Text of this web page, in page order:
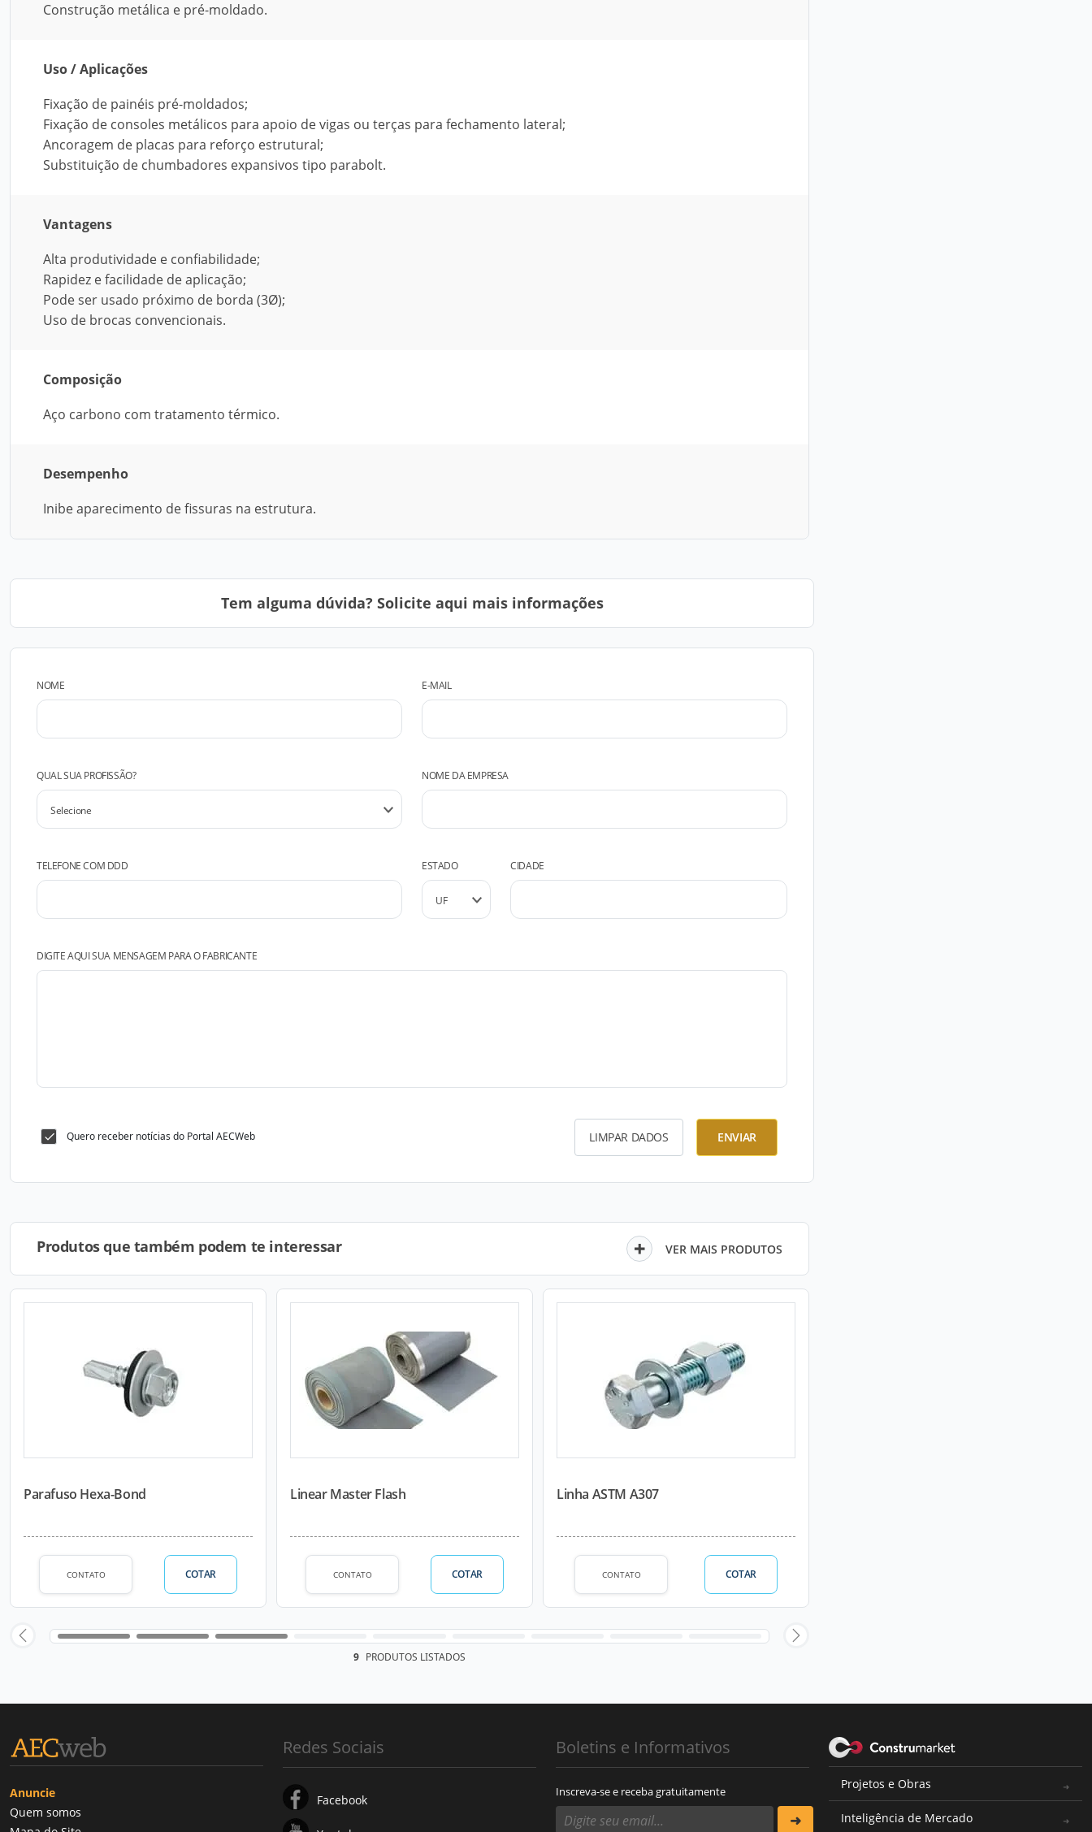
Construção metálica e pré-moldado.
Uso / Aplicações
Fixação de painéis pré-moldados;
Fixação de consoles metálicos para apoio de vigas ou terças para fechamento lateral;
Ancoragem de placas para reforço estrutural;
Substituição de chumbadores expansivos tipo parabolt.
Vantagens
Alta produtividade e confiabilidade;
Rapidez e facilidade de aplicação;
Pode ser usado próximo de borda (3Ø);
Uso de brocas convencionais.
Composição
Aço carbono com tratamento térmico.
Desempenho
Inibe aparecimento de fissuras na estrutura.
Tem alguma dúvida? Solicite aqui mais informações
NOME E-MAIL
QUAL SUA PROFISSÃO? NOME DA EMPRESA
TELEFONE COM DDD ESTADO CIDADE
DIGITE AQUI SUA MENSAGEM PARA O FABRICANTE
Quero receber notícias do Portal AECWeb LIMPAR DADOS ENVIAR
Produtos que também podem te interessar VER MAIS PRODUTOS
Parafuso Hexa-Bond
CONTATO COTAR
Linear Master Flash
CONTATO COTAR
Linha ASTM A307
CONTATO COTAR
9 PRODUTOS LISTADOS
Anuncie
Quem somos
Redes Sociais
Facebook
Boletins e Informativos
Inscreva-se e receba gratuitamente
Projetos e Obras
Inteligência de Mercado